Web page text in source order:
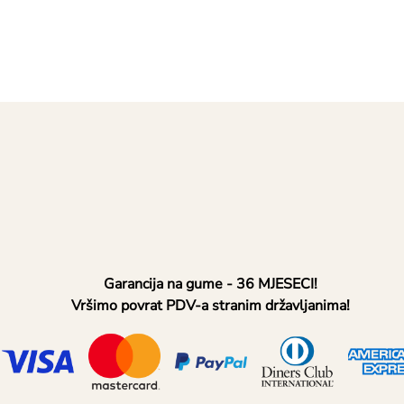
Garancija na gume - 36 MJESECI!
Vršimo povrat PDV-a stranim državljanima!